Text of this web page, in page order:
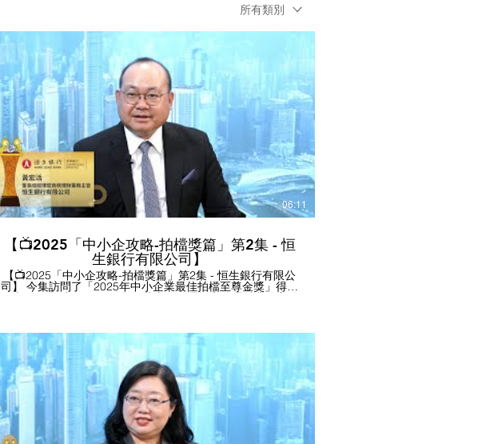
所有類別
播放影片
06:11
【📺2025「中小企攻略-拍檔獎篇」第2集 - 恒
生銀行有限公司】
【📺2025「中小企攻略-拍檔獎篇」第2集 - 恒生銀行有限公
司】 今集訪問了「2025年中小企業最佳拍檔至尊金獎」得主
代表 ----- 恒生銀行有限公司 董事總經理暨商務理財業務主管
推出「恒生交易全月通」，只需付一個月費，便可享用海外
滙款、本地跨行轉賬、特惠外幣兌換價等收付款服務，大大
節省營運成本。 - 恒生銀行的「中小企同『恒』貸款」全程
數碼化貸款服務，今年新增中小企貿易方案，可供中小企業
一次過提款，或待有需要再提款，節省利息。 - 恒生銀行在
大灣區設有多個據點，亦在5間本地商務理財中心駐有大灣區
專員，多方面支援中小企部署跨境營商，把握大灣區機遇。 -
恒生銀行支持創新產業，提供「Mini 創科貸款」予成功申請
指定資助計劃的創新科技公司，申請時無需抵押品和財務報
表。 如有興趣了解更多，可瀏覽公司網站 播放影片